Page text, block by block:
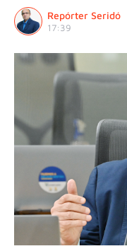
Repórter Seridó
17:39